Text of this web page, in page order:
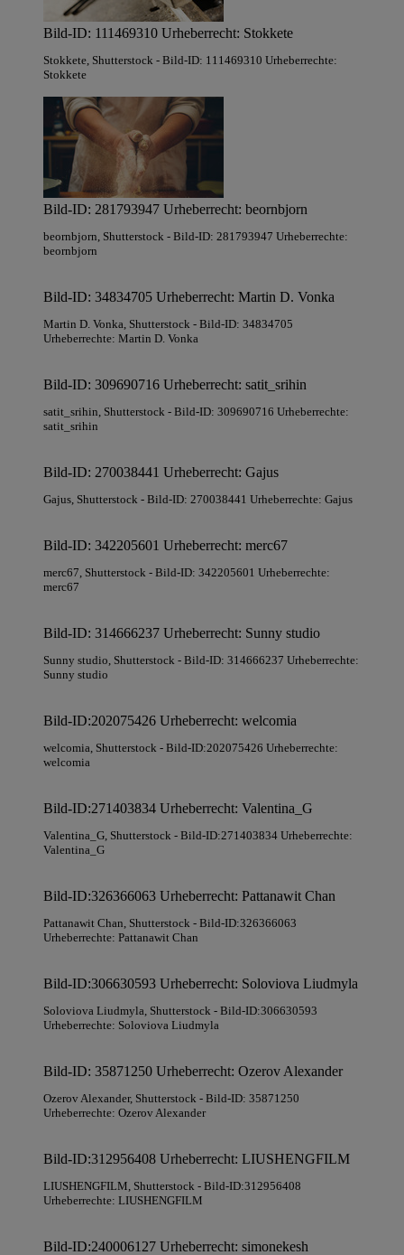
Bild-ID: 111469310 Urheberrecht: Stokkete
Stokkete, Shutterstock - Bild-ID: 111469310 Urheberrechte:
Stokkete
Bild-ID: 281793947 Urheberrecht: beornbjorn
beornbjorn, Shutterstock - Bild-ID: 281793947 Urheberrechte:
beornbjorn
Bild-ID: 34834705 Urheberrecht: Martin D. Vonka
Martin D. Vonka, Shutterstock - Bild-ID: 34834705
Urheberrechte: Martin D. Vonka
Bild-ID: 309690716 Urheberrecht: satit_srihin
satit_srihin, Shutterstock - Bild-ID: 309690716 Urheberrechte:
satit_srihin
Bild-ID: 270038441 Urheberrecht: Gajus
Gajus, Shutterstock - Bild-ID: 270038441 Urheberrechte: Gajus
Bild-ID: 342205601 Urheberrecht: merc67
merc67, Shutterstock - Bild-ID: 342205601 Urheberrechte:
merc67
Bild-ID: 314666237 Urheberrecht: Sunny studio
Sunny studio, Shutterstock - Bild-ID: 314666237 Urheberrechte:
Sunny studio
Bild-ID:202075426 Urheberrecht: welcomia
welcomia, Shutterstock - Bild-ID:202075426 Urheberrechte:
welcomia
Bild-ID:271403834 Urheberrecht: Valentina_G
Valentina_G, Shutterstock - Bild-ID:271403834 Urheberrechte:
Valentina_G
Bild-ID:326366063 Urheberrecht: Pattanawit Chan
Pattanawit Chan, Shutterstock - Bild-ID:326366063
Urheberrechte: Pattanawit Chan
Bild-ID:306630593 Urheberrecht: Soloviova Liudmyla
Soloviova Liudmyla, Shutterstock - Bild-ID:306630593
Urheberrechte: Soloviova Liudmyla
Bild-ID: 35871250 Urheberrecht: Ozerov Alexander
Ozerov Alexander, Shutterstock - Bild-ID: 35871250
Urheberrechte: Ozerov Alexander
Bild-ID:312956408 Urheberrecht: LIUSHENGFILM
LIUSHENGFILM, Shutterstock - Bild-ID:312956408
Urheberrechte: LIUSHENGFILM
Bild-ID:240006127 Urheberrecht: simonekesh